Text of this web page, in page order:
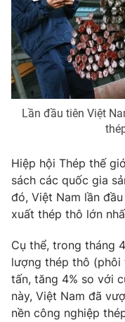
Phim VTV
Hậu trường
Nhân vật
Khán giả
Giải sao mai
Giải trí
Điện ảnh
Âm nhạc
Sao
Đời sống
Du lịch
Làm đẹp
Giáo dục
Học trực tuyến
Hitech Công nghệ
Sản phẩm
Tư vấn
Giao lưu trực
Lịch phát sóng
Chuyên mục khác
Emagazine
Lần đầu tiên Việt
Hiệp hội Thép thế
sách các quốc gia
đó, Việt Nam lần
xuất thép thô lớn
Cụ thể, trong tháng
lượng thép thô (phôi
tấn, tăng 4% so với
này, Việt Nam đã
nền công nghiệp